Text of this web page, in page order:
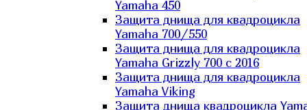
Yamaha 450
Защита днища для квадроцикла
Yamaha 700/550
Защита днища для квадроцикла
Yamaha Grizzly 700 с 2016
Защита днища для квадроцикла
Yamaha Viking
Защита днища квадроцикла